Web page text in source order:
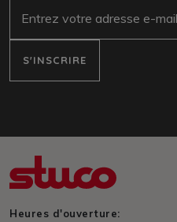
S'INSCRIRE
Heures d'ouverture: